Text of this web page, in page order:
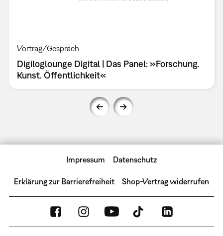
Vortrag/Gespräch
Digiloglounge Digital | Das Panel: »Forschung.
Kunst. Öffentlichkeit«
Impressum Datenschutz
Erklärung zur Barrierefreiheit Shop-Vertrag widerrufen